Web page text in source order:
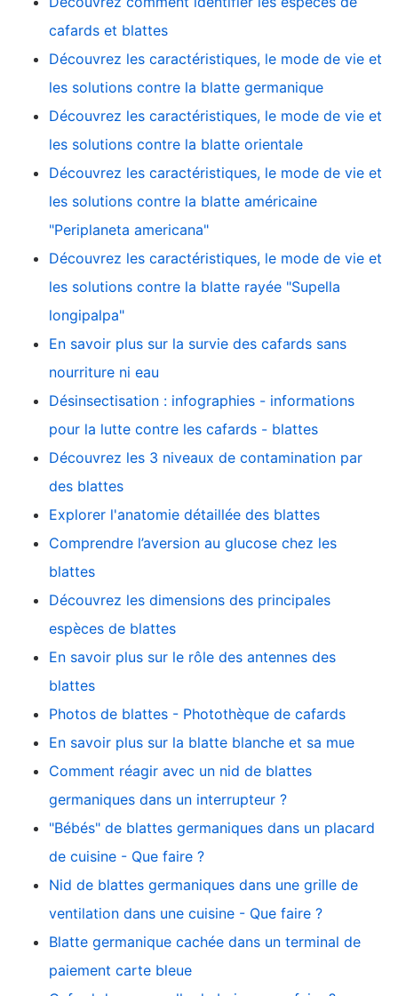
cafards et blattes
Découvrez les caractéristiques, le mode de vie et
les solutions contre la blatte germanique
Découvrez les caractéristiques, le mode de vie et
les solutions contre la blatte orientale
Découvrez les caractéristiques, le mode de vie et
les solutions contre la blatte américaine
"Periplaneta americana"
Découvrez les caractéristiques, le mode de vie et
les solutions contre la blatte rayée "Supella
longipalpa"
En savoir plus sur la survie des cafards sans
nourriture ni eau
Désinsectisation : infographies - informations
pour la lutte contre les cafards - blattes
Découvrez les 3 niveaux de contamination par
des blattes
Explorer l'anatomie détaillée des blattes
Comprendre l’aversion au glucose chez les
blattes
Découvrez les dimensions des principales
espèces de blattes
En savoir plus sur le rôle des antennes des
blattes
Photos de blattes - Photothèque de cafards
En savoir plus sur la blatte blanche et sa mue
Comment réagir avec un nid de blattes
germaniques dans un interrupteur ?
"Bébés" de blattes germaniques dans un placard
de cuisine - Que faire ?
Nid de blattes germaniques dans une grille de
ventilation dans une cuisine - Que faire ?
Blatte germanique cachée dans un terminal de
paiement carte bleue